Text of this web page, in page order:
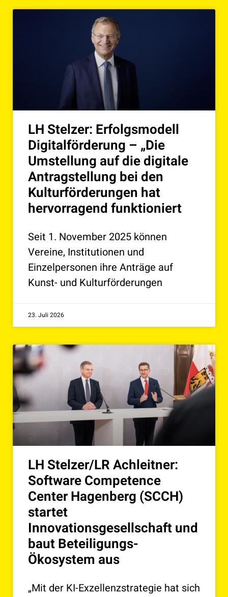
LH Stelzer: Erfolgsmodell
Digitalförderung – „Die
Umstellung auf die digitale
Antragstellung bei den
Kulturförderungen hat
hervorragend funktioniert
Seit 1. November 2025 können
Vereine, Institutionen und
Einzelpersonen ihre Anträge auf
Kunst- und Kulturförderungen
23. Juli 2026
LH Stelzer/LR Achleitner:
Software Competence
Center Hagenberg (SCCH)
startet
Innovationsgesellschaft und
baut Beteiligungs-
Ökosystem aus
„Mit der KI-Exzellenzstrategie hat sich